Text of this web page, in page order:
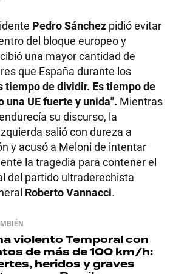
Pedro Sánchez pidió evitar
del bloque europeo y
una mayor cantidad de
que España durante los
tiempo de dividir. Es tiempo de
UE fuerte y unida". Mientras
su discurso, la
salió con dureza a
y acusó a Meloni de intentar
la tragedia para contener el
del partido ultraderechista
Roberto Vannacci.
violentoTemporal con
de más de 100 km/h:
heridos y graves